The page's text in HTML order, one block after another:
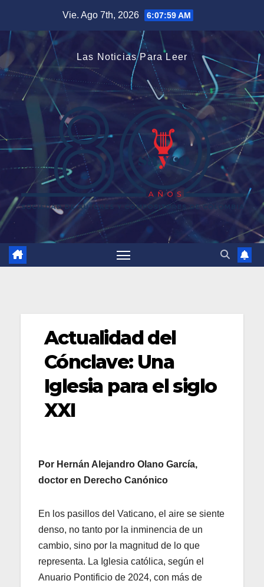
contenido
Vie. Ago 7th, 2026 6:08:00 AM
Las Noticias Para Leer
Actualidad del
Cónclave: Una
Iglesia para el siglo
XXI
Por Hernán Alejandro Olano García,
doctor en Derecho Canónico
En los pasillos del Vaticano, el aire se siente
denso, no tanto por la inminencia de un
cambio, sino por la magnitud de lo que
representa. La Iglesia católica, según el
Anuario Pontificio de 2024, con más de